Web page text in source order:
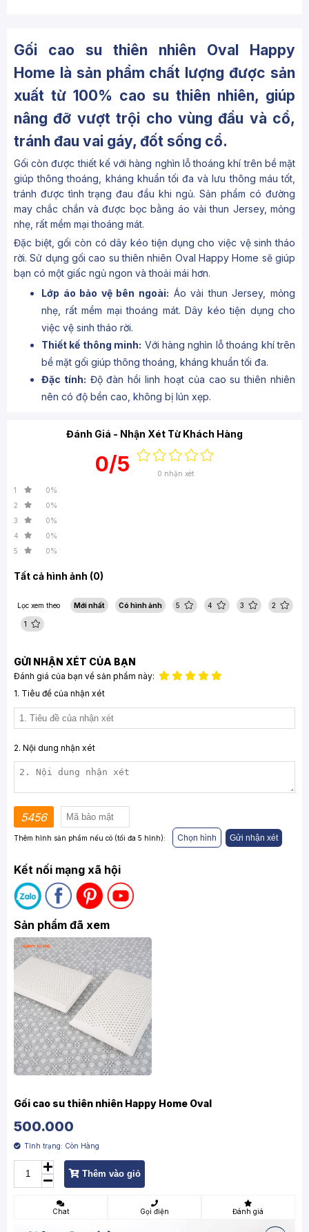
Gối cao su thiên nhiên Oval Happy
Home là sản phẩm chất lượng được sản
xuất từ 100% cao su thiên nhiên, giúp
nâng đỡ vượt trội cho vùng đầu và cổ,
tránh đau vai gáy, đốt sống cổ.
Gối còn được thiết kế với hàng nghìn lỗ thoáng khí trên bề mặt
giúp thông thoáng, kháng khuẩn tối đa và lưu thông máu tốt,
tránh được tình trạng đau đầu khi ngủ. Sản phẩm có đường
may chắc chắn và được bọc bằng áo vải thun Jersey, mỏng
nhẹ, rất mềm mại thoáng mát.
Đặc biệt, gối còn có dây kéo tiện dụng cho việc vệ sinh tháo
rời. Sử dụng gối cao su thiên nhiên Oval Happy Home sẽ giúp
bạn có một giấc ngủ ngon và thoải mái hơn.
Lớp áo bảo vệ bên ngoài: Áo vải thun Jersey, mỏng
nhẹ, rất mềm mại thoáng mát. Dây kéo tiện dụng cho
việc vệ sinh tháo rời.
Thiết kế thông minh: Với hàng nghìn lỗ thoáng khí trên
bề mặt gối giúp thông thoáng, kháng khuẩn tối đa.
Đặc tính: Độ đàn hồi linh hoạt của cao su thiên nhiên
nên có độ bền cao, không bị lún xẹp.
Đánh Giá - Nhận Xét Từ Khách Hàng
0/5
0 nhận xét
1
0%
2
0%
3
0%
4
0%
5
0%
Tất cả hình ảnh (0)
Lọc xem theo Mới nhất Có hình ảnh 5 4 3 2
1
GỬI NHẬN XÉT CỦA BẠN
Đánh giá của bạn về sản phẩm này:
1. Tiêu đề của nhận xét
2. Nội dung nhận xét
5456
Thêm hình sản phẩm nếu có (tối đa 5 hình): Chọn hình Gửi nhận xét
Kết nối mạng xã hội
Sản phẩm đã xem
Gối cao su thiên nhiên Happy Home Oval
500.000
Tình trạng: Còn Hàng
Thêm vào giỏ
Chat Gọi điện Đánh giá